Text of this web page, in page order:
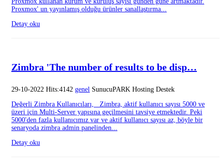
Proxmox' un yayınlamış olduğu ürünler sanallaştırma...
Detay oku
Zimbra 'The number of results to be disp…
29-10-2022 Hits:4142 genel SunucuPARK Hosting Destek
Değerli Zimbra Kullanıcıları, Zimbra, aktif kullanıcı sayısı 5000 ve
üzeri için Multi-Server yapısına geçilmesini tavsiye etmektedir. Peki
5000'den fazla kullanıcımız var ve aktif kullanıcı sayısı az, böyle bir
senaryoda zimbra admin panelinden...
Detay oku